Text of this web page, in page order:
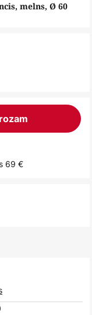
melns, Ø 60
69 €